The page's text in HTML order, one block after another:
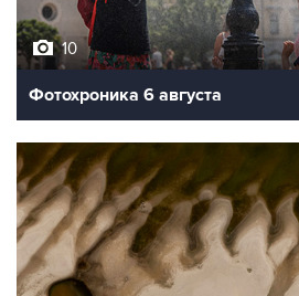
10
Фотохроника 6 августа